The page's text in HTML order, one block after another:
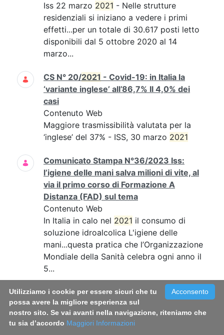
Iss 22 marzo 2021 - Nelle strutture
residenziali si iniziano a vedere i primi
effetti...per un totale di 30.617 posti letto
disponibili dal 5 ottobre 2020 al 14
marzo...
CS N° 20/2021 - Covid-19: in Italia la
‘variante inglese’ all’86,7% Il 4,0% dei
casi
Contenuto Web
Maggiore trasmissibilità valutata per la
‘inglese’ del 37% - ISS, 30 marzo 2021
Comunicato Stampa N°36/2023 Iss:
l’igiene delle mani salva milioni di vite, al
via il primo corso di Formazione A
Distanza (FAD) sul tema
Contenuto Web
In Italia in calo nel 2021 il consumo di
soluzione idroalcolica L'igiene delle
mani...questa pratica che l’Organizzazione
Mondiale della Sanità celebra ogni anno il
5...
Comunicato Stampa N°39/2022 - Fumo:
in Italia circa 800mila fumatori in più
rispetto al 2019. Triplicato il consumo di
sigarette a tabacco riscaldato
Acconsento
Utilizziamo i cookie per essere sicuri che tu
possa avere la migliore esperienza sul
nostro sito. Se vai avanti nella navigazione, riteniamo che
tu sia d’accordo Maggiori Informazioni